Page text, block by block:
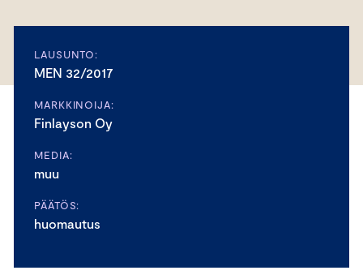
LAUSUNTO:
MEN 32/2017
MARKKINOIJA:
Finlayson Oy
MEDIA:
muu
PÄÄTÖS:
huomautus